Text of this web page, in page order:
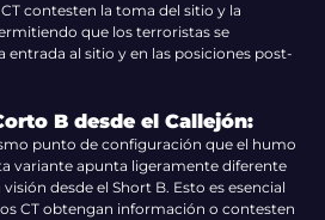
contesten la toma del sitio y la
que los terroristas se
entrada al sitio y en las posiciones post-
B desde el Callejón:
punto de configuración que el humo
variante apunta ligeramente diferente
desde el Short B. Esto es esencial
CT obtengan información o contesten